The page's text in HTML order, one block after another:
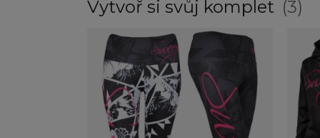
Vytvoř si svůj komplet 3